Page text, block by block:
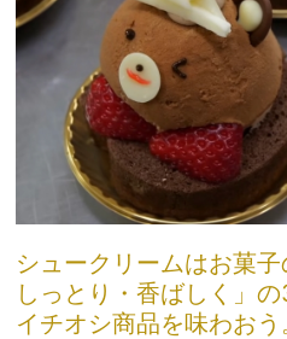
シュークリームはお菓
しっとり・香ばしく」
イチオシ商品を味わおう